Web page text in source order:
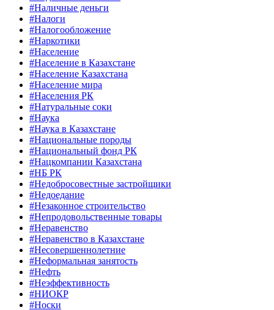
#Наличные деньги
#Налоги
#Налогообложение
#Наркотики
#Население
#Население в Казахстане
#Население Казахстана
#Население мира
#Населения РК
#Натуральные соки
#Наука
#Наука в Казахстане
#Национальные породы
#Национальный фонд РК
#Нацкомпании Казахстана
#НБ РК
#Недобросовестные застройщики
#Недоедание
#Незаконное строительство
#Непродовольственные товары
#Неравенство
#Неравенство в Казахстане
#Несовершеннолетние
#Неформальная занятость
#Нефть
#Неэффективность
#НИОКР
#Носки